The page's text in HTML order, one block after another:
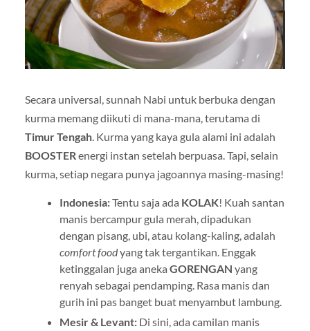
Secara universal, sunnah Nabi untuk berbuka dengan
kurma memang diikuti di mana-mana, terutama di
Timur Tengah. Kurma yang kaya gula alami ini adalah
BOOSTERenergi instan setelah berpuasa. Tapi, selain
kurma, setiap negara punya jagoannya masing-masing!
Indonesia:Tentu saja ada KOLAK! Kuah santan
manis bercampur gula merah, dipadukan
dengan pisang, ubi, atau kolang-kaling, adalah
comfort foodyang tak tergantikan. Enggak
ketinggalan juga aneka GORENGAN yang
renyah sebagai pendamping. Rasa manis dan
gurih ini pas banget buat menyambut lambung.
Mesir & Levant:Di sini, ada camilan manis